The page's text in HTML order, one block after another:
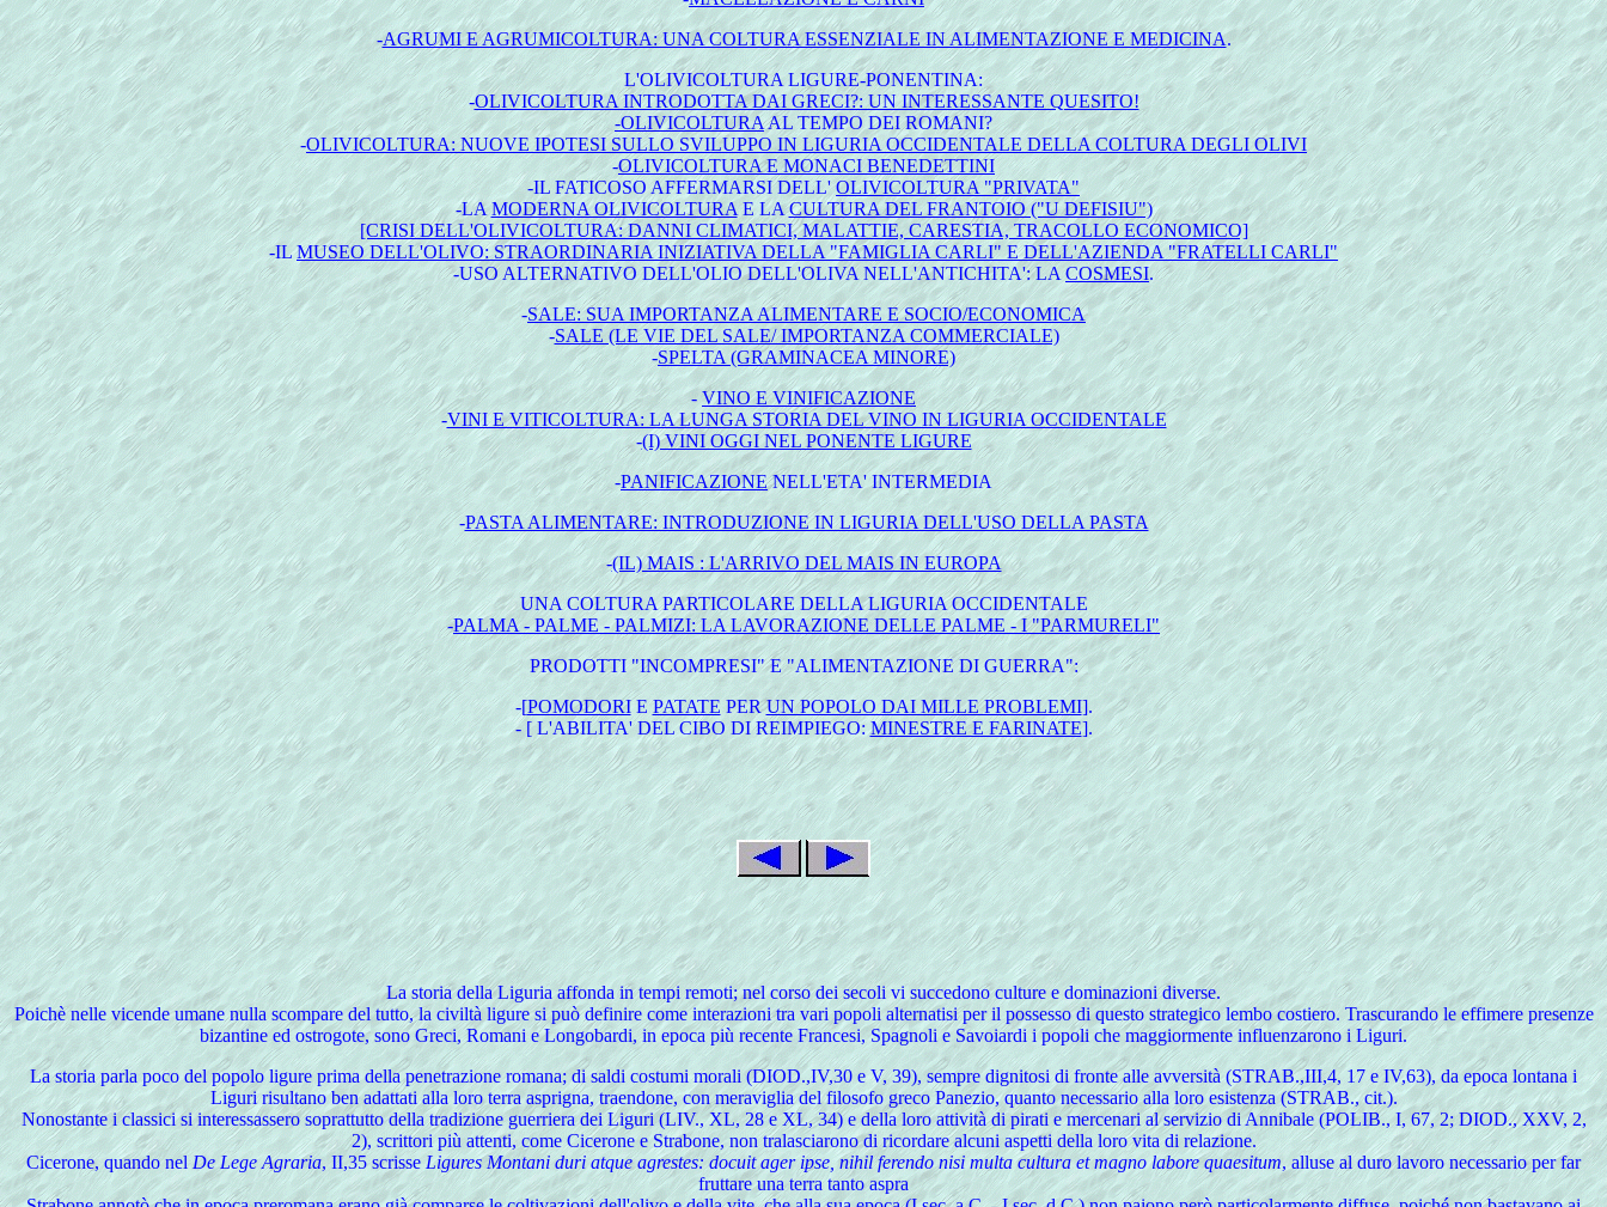
-AGRUMI E AGRUMICOLTURA: UNA COLTURA ESSENZIALE IN ALIMENTAZIONE E MEDICINA.
L'OLIVICOLTURA LIGURE-PONENTINA:
-OLIVICOLTURA INTRODOTTA DAI GRECI?: UN INTERESSANTE QUESITO!
-OLIVICOLTURAAL TEMPO DEI ROMANI?
-OLIVICOLTURA: NUOVE IPOTESI SULLO SVILUPPO IN LIGURIA OCCIDENTALE DELLA COLTURA DEGLI OLIVI
-OLIVICOLTURA E MONACI BENEDETTINI
-IL FATICOSO AFFERMARSI DELL'OLIVICOLTURA "PRIVATA"
-LAMODERNA OLIVICOLTURAE LACULTURA DEL FRANTOIO ("U DEFISIU")
[CRISI DELL'OLIVICOLTURA: DANNI CLIMATICI, MALATTIE, CARESTIA, TRACOLLO ECONOMICO]
-ILMUSEO DELL'OLIVO: STRAORDINARIA INIZIATIVA DELLA "FAMIGLIA CARLI" E DELL'AZIENDA "FRATELLI CARLI"
-USO ALTERNATIVO DELL'OLIO DELL'OLIVA NELL'ANTICHITA': LACOSMESI.
-SALE: SUA IMPORTANZA ALIMENTARE E SOCIO/ECONOMICA
-SALE (LE VIE DEL SALE/ IMPORTANZA COMMERCIALE)
-SPELTA (GRAMINACEA MINORE)
- VINO E VINIFICAZIONE
-VINI E VITICOLTURA: LA LUNGA STORIA DEL VINO IN LIGURIA OCCIDENTALE
-(I) VINI OGGI NEL PONENTE LIGURE
-PANIFICAZIONENELL'ETA' INTERMEDIA
-PASTA ALIMENTARE: INTRODUZIONE IN LIGURIA DELL'USO DELLA PASTA
-(IL) MAIS : L'ARRIVO DEL MAIS IN EUROPA
UNA COLTURA PARTICOLARE DELLA LIGURIA OCCIDENTALE
-PALMA - PALME - PALMIZI: LA LAVORAZIONE DELLE PALME - I "PARMURELI"
PRODOTTI"INCOMPRESI" E "ALIMENTAZIONE DI GUERRA":
-[POMODORIEPATATE PERUN POPOLO DAI MILLE PROBLEMI].
- [ L'ABILITA' DEL CIBO DI REIMPIEGO:MINESTRE E FARINATE].
La storia della Liguria affonda in tempi remoti; nel corso dei secoli vi succedono culture e dominazioni diverse.
Poichè nelle vicende umane nulla scompare del tutto, la civiltà ligure si può definire come interazioni tra vari popoli alternatisi per il possesso di questo strategico lembo costiero. Trascurando le effimere presenze
bizantine ed ostrogote, sono Greci, Romani e Longobardi, in epoca più recente Francesi, Spagnoli e Savoiardi i popoli che maggiormente influenzarono i Liguri.
Lastoria parla poco del popolo ligure prima della penetrazione romana; di saldi costumi morali (DIOD.,IV,30 e V, 39), sempre dignitosi di fronte alle avversità (STRAB.,III,4, 17 e IV,63), da epoca lontana i
Liguri risultano ben adattati alla loro terra asprigna, traendone, con meraviglia del filosofo greco Panezio, quanto necessario alla loro esistenza (STRAB., cit.).
Nonostante i classici si interessassero soprattutto della tradizione guerriera dei Liguri (LIV., XL, 28 e XL, 34) e della loro attività di pirati e mercenari al servizio di Annibale (POLIB., I, 67, 2; DIOD., XXV, 2,
2), scrittori più attenti, come Cicerone e Strabone, non tralasciarono di ricordare alcuni aspetti della loro vita di relazione.
Cicerone, quando nel De Lege Agraria, II,35 scrisse Ligures Montani duri atque agrestes: docuit ager ipse, nihil ferendo nisi multa cultura et magno labore quaesitum, alluse al duro lavoro necessario per far
fruttare una terra tanto aspra